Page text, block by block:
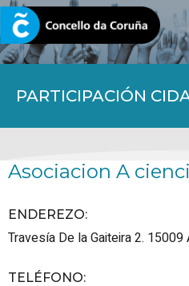
PARTICIPACIÓN
CORUNA.GAL
Asociacion A
ENDEREZO:
Travesía De la Gaiteira 2. 15009
TELÉFONO: